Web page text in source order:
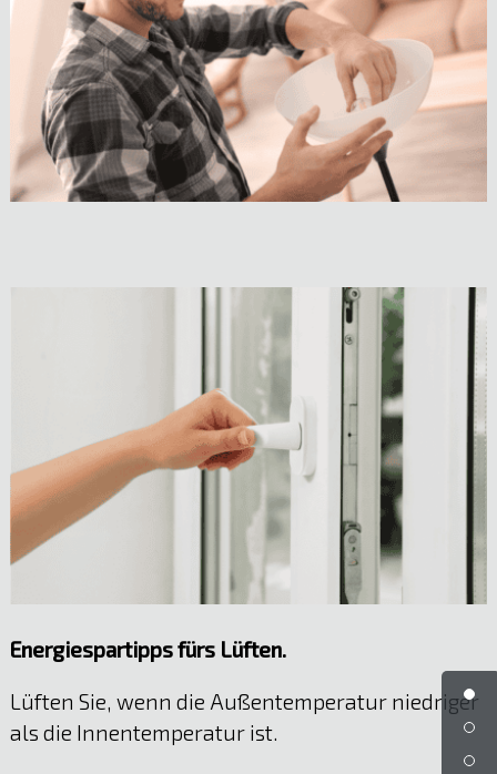
Energiespartipps fürs Lüften.
Lüften Sie, wenn die Außentemperatur niedriger
als die Innentemperatur ist.